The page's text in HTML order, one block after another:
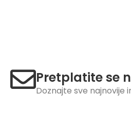
Pretplatite se
Doznajte sve najnovije